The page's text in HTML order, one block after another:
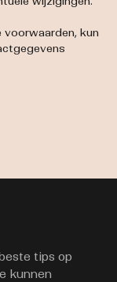
voorwaarden, kun
tips op
kunnen